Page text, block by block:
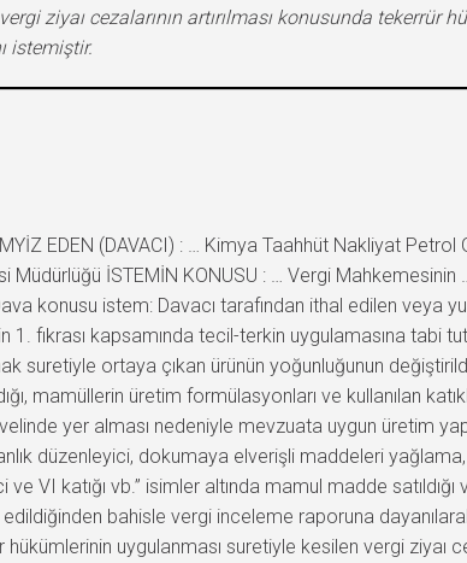
ziyaı cezalarının artırılması konusunda tekerrür
istemiştir.
EDEN (DAVACI) : … Kimya Taahhüt Nakliyat Petrol
İSTEMİN KONUSU : … Vergi Mahkemesinin
konusu istem: Davacı tarafından ithal edilen veya
fıkrası kapsamında tecil-terkin uygulamasına tabi
suretiyle ortaya çıkan ürünün yoğunluğunun
mamüllerin üretim formülasyonları ve kullanılan
yer alması nedeniyle mevzuata uygun üretim
düzenleyici, dokumaya elverişli maddeleri
katığı vb.” isimler altında mamul madde satıldığı
edildiğinden bahisle vergi inceleme raporuna
uygulanması suretiyle kesilen vergi ziyaı